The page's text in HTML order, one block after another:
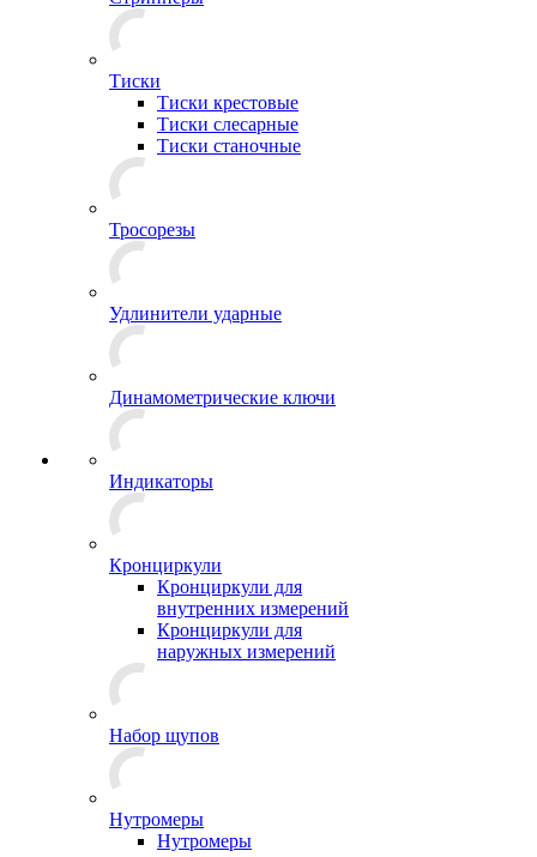
Тиски
Тиски крестовые
Тиски слесарные
Тиски станочные
Тросорезы
Удлинители ударные
Динамометрические ключи
Индикаторы
Кронциркули
Кронциркули для
внутренних измерений
Кронциркули для
наружных измерений
Набор щупов
Нутромеры
Нутромеры